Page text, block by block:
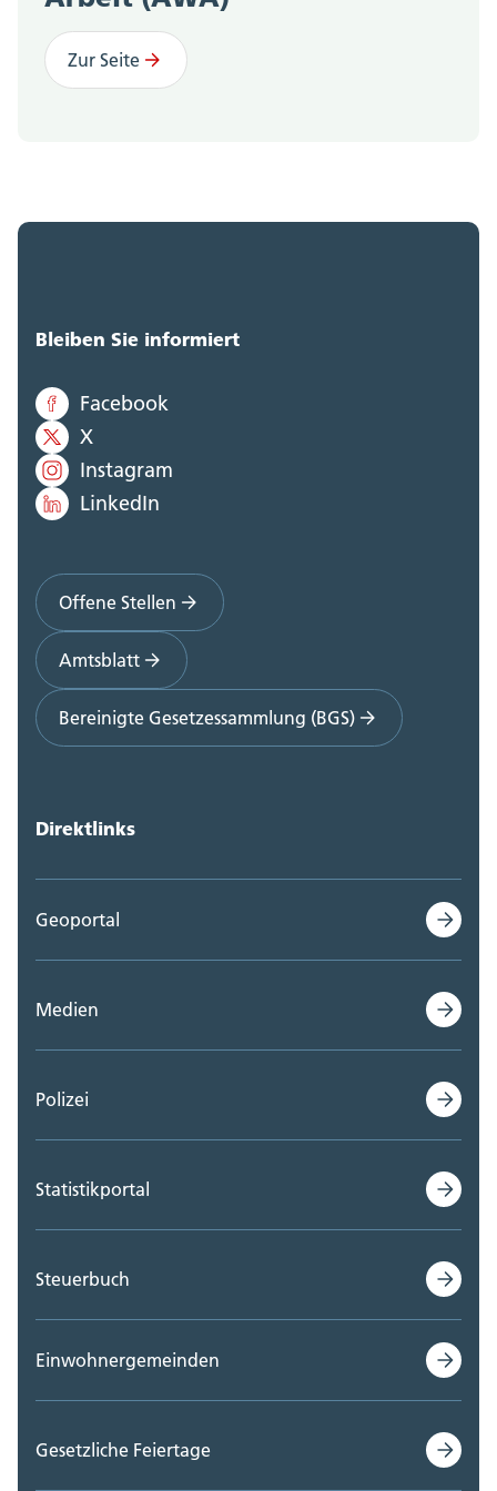
Gebührentarif (GT; BGS 615.11)
Zur Seite
Bleiben Sie informiert
Facebook
X
Instagram
LinkedIn
Offene Stellen
Amtsblatt
Bereinigte Gesetzessammlung (BGS)
Direktlinks
Geoportal
Medien
Polizei
Statistikportal
Steuerbuch
Einwohnergemeinden
Gesetzliche Feiertage